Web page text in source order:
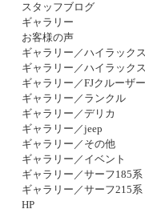
スタッフブログ
ギャラリー
お客様の声
ギャラリー／ハイラックス
ギャラリー／ハイラック
ギャラリー／FJクルーザー
ギャラリー／ランクル
ギャラリー／デリカ
ギャラリー／jeep
ギャラリー／その他
ギャラリー／イベント
ギャラリー／サーフ185系
ギャラリー／サーフ215系
HP